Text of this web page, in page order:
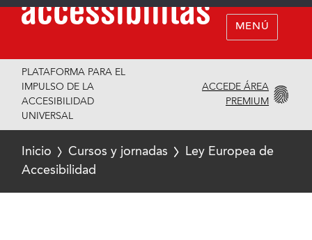
MENÚ
PLATAFORMA PARA EL
IMPULSO DE LA
ACCESIBILIDAD
UNIVERSAL
ACCEDE ÁREA
PREMIUM
Inicio Cursos y jornadas
Ley Europea de
Accesibilidad